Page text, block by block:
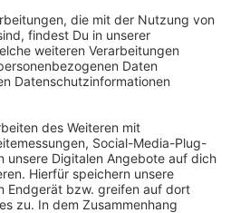
Kliniken nicht
Deutschland ist wieder
neue Schulschließungen